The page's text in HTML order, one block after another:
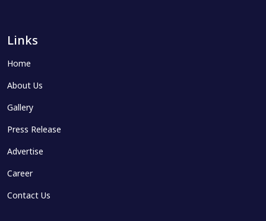
Links
Home
About Us
Gallery
Press Release
Advertise
Career
Contact Us